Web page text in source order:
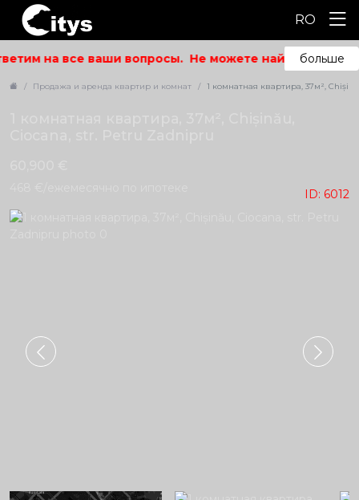
RO
на все ваши вопросы. Не можете найти то, что
больше
Продажа и аренда квартир и комнат 1 комнатная квартира, 37м²,
ID: 6012